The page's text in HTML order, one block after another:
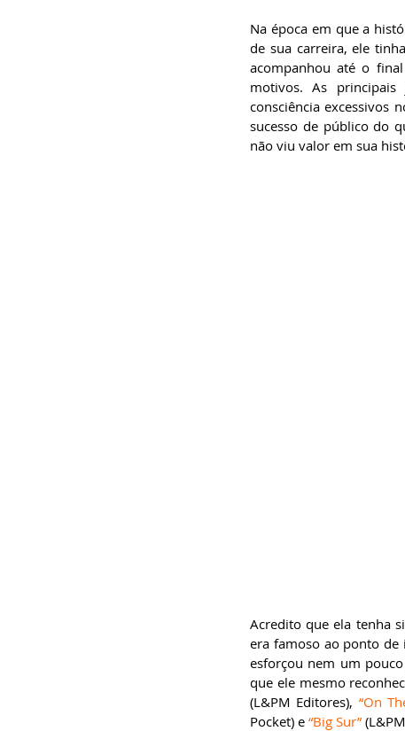
Na época em que a
de sua carreira, ele
acompanhou até o
motivos. As principais
consciência excessivos
sucesso de público do
não viu valor em sua
Acredito que ela tenha
era famoso ao ponto de
esforçou nem um
que ele mesmo
(L&PM Editores), “On
Pocket) e “Big Sur”